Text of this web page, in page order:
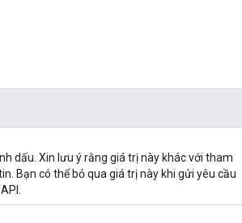
dấu. Xin lưu ý rằng giá trị này khác với tham
Bạn có thể bỏ qua giá trị này khi gửi yêu cầu